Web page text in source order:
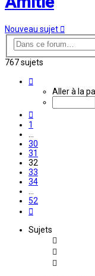
Nouveau sujet
767 sujets
Aller à la
1
30
31
32
33
34
52
Sujets